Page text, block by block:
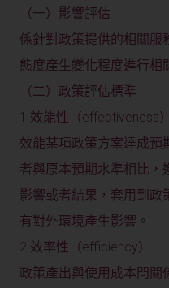
（一）影響評估
係針對政策提供的相關服
態度產生變化程度進行相
（二）政策評估標準
1.效能性（effectiveness）
效能某項政策方案達成預
者與原本預期水準相比，
影響或者結果，套用到政
有對外環境產生影響。
2.效率性（efficiency）
政策產出與使用成本間關